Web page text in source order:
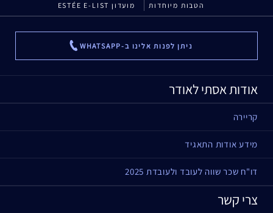
הטבות מיוחדות מועדון ESTÉE E-LIST
ניתן לפנות אלינו ב-WHATSAPP ...
אודות אסתי לאודר
קריירה
מידע אודות התאגיד
דו"ח שכר שווה לעובד ולעובדת 2025
צרי קשר